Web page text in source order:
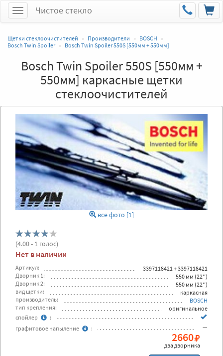
МенюЧистое стекло
Щетки стеклоочистителей Производители
BOSCH
Bosch Twin Spoiler
Bosch Twin Spoiler 550S [550мм + 550мм]
Bosch Twin Spoiler 550S [550мм +
550мм] каркасные щетки
стеклоочистителей
все фото [1]
(4.00- 1 голос)
Нет в наличии
Артикул:
3397118421 + 3397118421
Дворник 1:
550 мм (22'')
Дворник 2:
550 мм (22'')
вид щетки:
каркасная
производитель:
BOSCH
тип крепления:
оригинальное
спойлер
:
графитовое напыление
: —
2660
два дворника